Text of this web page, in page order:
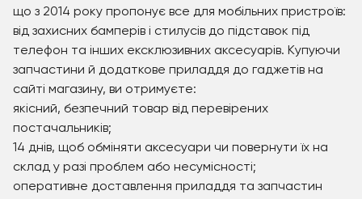
що з 2014 року пропонує все для мобільних пристроїв:
від захисних бамперів і стилусів до підставок під
телефон та інших ексклюзивних аксесуарів. Купуючи
запчастини й додаткове приладдя до гаджетів на
сайті магазину, ви отримуєте:
якісний, безпечний товар від перевірених
постачальників;
14 днів, щоб обміняти аксесуари чи повернути їх на
склад у разі проблем або несумісності;
оперативне доставлення приладдя та запчастин